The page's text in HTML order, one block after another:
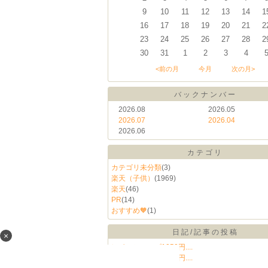
×
9
10 11 12 13 14
16
17 18 19 20 21
23
24 25 26 27 28
30
31 1 2 3 4 5
<前の月 今月 次の月>
バックナンバー
2026.08
2026.07
2026.06
2026.05
2026.04
カテゴリ
カテゴリ未分類(3)
楽天（子供） (1969)
楽天(46)
PR(14)
おすすめ🧡(1)
日記/記事の投稿
レインシューズ1050円....
レインシューズ1050円....